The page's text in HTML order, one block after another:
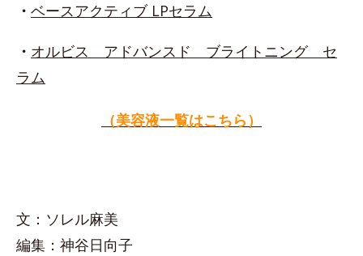
・ ベースアクティブ LPセラム
・ オルビス アドバンスド ブライトニング セ
ラム
（美容液一覧はこちら）
文：ソレル麻美
編集：神谷日向子